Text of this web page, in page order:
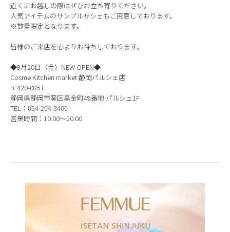
近くにお越しの際はぜひお立ち寄りください。
人気アイテムのサンプルサシェもご用意しております。
※数量限定となります。
皆様のご来店を心よりお待ちしております。
◆9月20日（金）NEW OPEN◆
Cosme Kitchen market 静岡パルシェ店
〒420-0851
静岡県静岡市葵区黒金町49番地 パルシェ1F
TEL：054-204-3400
営業時間：10:00～20:00